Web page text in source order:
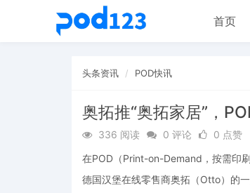
首页
头条资讯 POD快讯
奥拓推“奥拓家居”，
336 阅读 0 评论 0 点赞
在POD（Print-on-Demand，按需印
德国汉堡在线零售商奥拓（Otto）的